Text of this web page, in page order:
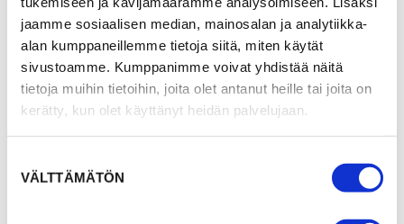
jaamme sosiaalisen median, mainosalan ja analytiikka-
alan kumppaneillemme tietoja siitä, miten käytät
sivustoamme. Kumppanimme voivat yhdistää näitä
tietoja muihin tietoihin, joita olet antanut heille tai joita on
kerätty, kun olet käyttänyt heidän palvelujaan.
valinta
VÄLTTÄMÄTÖN
Neurologisen asiakkaan TULE-haasteet: lantio ja
alaraaja (2021)
Neurologisen asiakkaan allasterapia (2022)
Erilaisten olkapään ongelmien kuntoutus ja